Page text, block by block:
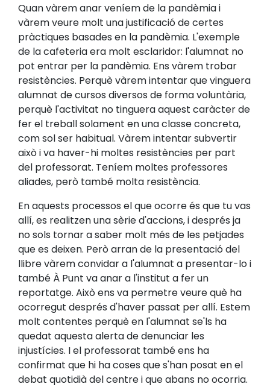
Quan vàrem anar veníem de la pandèmia i
vàrem veure molt una justificació de certes
pràctiques basades en la pandèmia. L'exemple
de la cafeteria era molt esclaridor: l'alumnat no
pot entrar per la pandèmia. Ens vàrem trobar
resistències. Perquè vàrem intentar que vinguera
alumnat de cursos diversos de forma voluntària,
perquè l'activitat no tinguera aquest caràcter de
fer el treball solament en una classe concreta,
com sol ser habitual. Vàrem intentar subvertir
això i va haver-hi moltes resistències per part
del professorat. Teníem moltes professores
aliades, però també molta resistència.
En aquests processos el que ocorre és que tu vas
allí, es realitzen una sèrie d'accions, i després ja
no sols tornar a saber molt més de les petjades
que es deixen. Però arran de la presentació del
llibre vàrem convidar a l'alumnat a presentar-lo i
també À Punt va anar a l'institut a fer un
reportatge. Això ens va permetre veure què ha
ocorregut després d'haver passat per allí. Estem
molt contentes perquè en l'alumnat se'ls ha
quedat aquesta alerta de denunciar les
injustícies. I el professorat també ens ha
confirmat que hi ha coses que s'han posat en el
debat quotidià del centre i que abans no ocorria.